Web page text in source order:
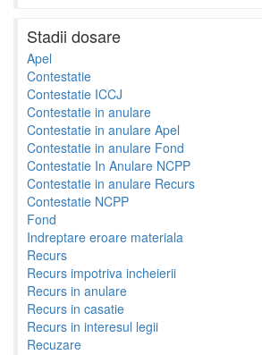
Stadii dosare
Apel
Contestatie
Contestatie ICCJ
Contestatie in anulare
Contestatie in anulare Apel
Contestatie in anulare Fond
Contestatie In Anulare NCPP
Contestatie in anulare Recurs
Contestatie NCPP
Fond
Indreptare eroare materiala
Recurs
Recurs impotriva incheierii
Recurs in anulare
Recurs in casatie
Recurs in interesul legii
Recuzare